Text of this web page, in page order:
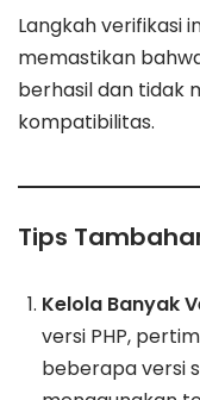
Langkah verifikasi
memastikan
berhasil dan tidak
kompatibilitas.
Tips
Kelola Banyak
versi PHP,
beberapa versi